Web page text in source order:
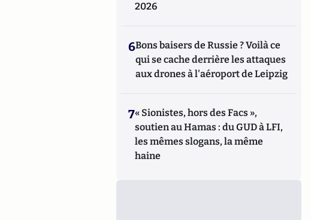
2026
6Bons baisers de Russie ? Voilà ce
qui se cache derrière les attaques
aux drones à l'aéroport de Leipzig
7« Sionistes, hors des Facs »,
soutien au Hamas : du GUD à LFI,
les mêmes slogans, la même
haine